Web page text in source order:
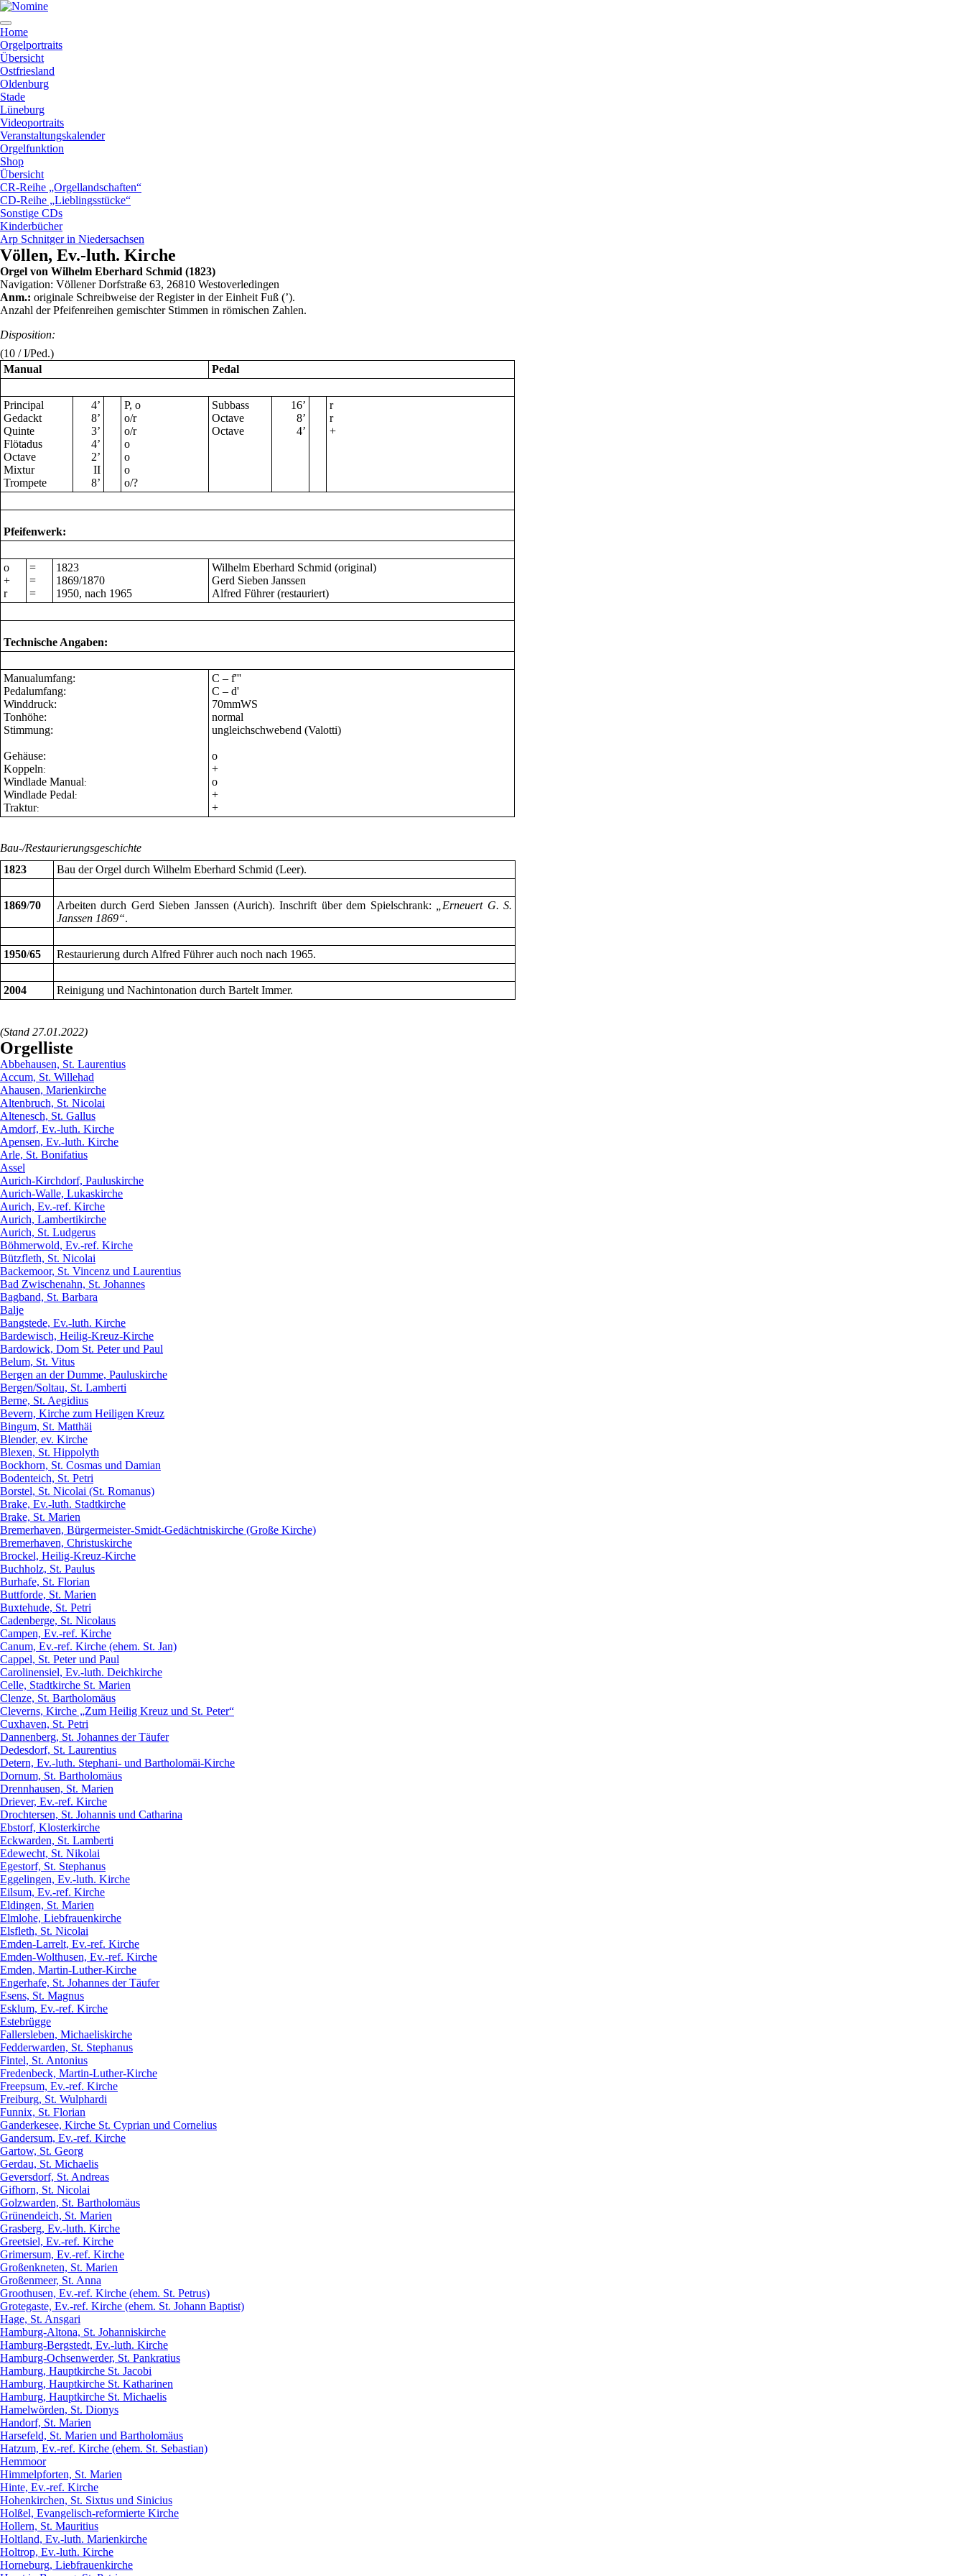
Zum
Inhalt
springen
Home
Orgelportraits
Übersicht
Ostfriesland
Oldenburg
Stade
Lüneburg
Videoportraits
Veranstaltungskalender
Orgelfunktion
Shop
Übersicht
CR-Reihe „Orgellandschaften“
CD-Reihe „Lieblingsstücke“
Sonstige CDs
Kinderbücher
Arp Schnitger in Niedersachsen
Völlen, Ev.-luth. Kirche
Orgel von Wilhelm Eberhard Schmid (1823)
Navigation: Völlener Dorfstraße 63, 26810 Westoverledingen
Anm.: originale Schreibweise der Register in der Einheit Fuß (’).
Anzahl der Pfeifenreihen gemischter Stimmen in römischen Zahlen.
Disposition:
(10 / I/Ped.)
Manual
Pedal
Principal
Gedackt
Quinte
Flötadus
Octave
Mixtur
Trompete
4’
8’
3’
4’
2’
II
8’
P, o
o/r
o/r
o
o
o
o/?
Subbass
Octave
Octave
16’
8’
4’
r
r
+
Pfeifenwerk:
o
+
r
=
=
=
1823
1869/1870
1950, nach 1965
Wilhelm Eberhard Schmid (original)
Gerd Sieben Janssen
Alfred Führer (restauriert)
Technische Angaben:
Manualumfang:
Pedalumfang:
Winddruck:
Tonhöhe:
Stimmung:
Gehäuse:
Koppeln:
Windlade Manual:
Windlade Pedal:
Traktur:
C – f'''
C – d'
70mmWS
normal
ungleichschwebend (Valotti)
o
+
o
+
+
Bau-/Restaurierungsgeschichte
1823
Bau der Orgel durch Wilhelm Eberhard Schmid (Leer).
1869/70 Arbeiten durch Gerd Sieben Janssen (Aurich). Inschrift über dem Spielschrank:
„Erneuert G. S.
Janssen 1869“.
1950/65 Restaurierung durch Alfred Führer auch noch nach 1965.
2004 Reinigung und Nachintonation durch Bartelt Immer.
(Stand 27.01.2022)
Orgelliste
Abbehausen, St. Laurentius
Accum, St. Willehad
Ahausen, Marienkirche
Altenbruch, St. Nicolai
Altenesch, St. Gallus
Amdorf, Ev.-luth. Kirche
Apensen, Ev.-luth. Kirche
Arle, St. Bonifatius
Assel
Aurich-Kirchdorf, Pauluskirche
Aurich-Walle, Lukaskirche
Aurich, Ev.-ref. Kirche
Aurich, Lambertikirche
Aurich, St. Ludgerus
Böhmerwold, Ev.-ref. Kirche
Bützfleth, St. Nicolai
Backemoor, St. Vincenz und Laurentius
Bad Zwischenahn, St. Johannes
Bagband, St. Barbara
Balje
Bangstede, Ev.-luth. Kirche
Bardewisch, Heilig-Kreuz-Kirche
Bardowick, Dom St. Peter und Paul
Belum, St. Vitus
Bergen an der Dumme, Pauluskirche
Bergen/Soltau, St. Lamberti
Berne, St. Aegidius
Bevern, Kirche zum Heiligen Kreuz
Bingum, St. Matthäi
Blender, ev. Kirche
Blexen, St. Hippolyth
Bockhorn, St. Cosmas und Damian
Bodenteich, St. Petri
Borstel, St. Nicolai (St. Romanus)
Brake, Ev.-luth. Stadtkirche
Brake, St. Marien
Bremerhaven, Bürgermeister-Smidt-Gedächtniskirche (Große Kirche)
Bremerhaven, Christuskirche
Brockel, Heilig-Kreuz-Kirche
Buchholz, St. Paulus
Burhafe, St. Florian
Buttforde, St. Marien
Buxtehude, St. Petri
Cadenberge, St. Nicolaus
Campen, Ev.-ref. Kirche
Canum, Ev.-ref. Kirche (ehem. St. Jan)
Cappel, St. Peter und Paul
Carolinensiel, Ev.-luth. Deichkirche
Celle, Stadtkirche St. Marien
Clenze, St. Bartholomäus
Cleverns, Kirche „Zum Heilig Kreuz und St. Peter“
Cuxhaven, St. Petri
Dannenberg, St. Johannes der Täufer
Dedesdorf, St. Laurentius
Detern, Ev.-luth. Stephani- und Bartholomäi-Kirche
Dornum, St. Bartholomäus
Drennhausen, St. Marien
Driever, Ev.-ref. Kirche
Drochtersen, St. Johannis und Catharina
Ebstorf, Klosterkirche
Eckwarden, St. Lamberti
Edewecht, St. Nikolai
Egestorf, St. Stephanus
Eggelingen, Ev.-luth. Kirche
Eilsum, Ev.-ref. Kirche
Eldingen, St. Marien
Elmlohe, Liebfrauenkirche
Elsfleth, St. Nicolai
Emden-Larrelt, Ev.-ref. Kirche
Emden-Wolthusen, Ev.-ref. Kirche
Emden, Martin-Luther-Kirche
Engerhafe, St. Johannes der Täufer
Esens, St. Magnus
Esklum, Ev.-ref. Kirche
Estebrügge
Fallersleben, Michaeliskirche
Fedderwarden, St. Stephanus
Fintel, St. Antonius
Fredenbeck, Martin-Luther-Kirche
Freepsum, Ev.-ref. Kirche
Freiburg, St. Wulphardi
Funnix, St. Florian
Ganderkesee, Kirche St. Cyprian und Cornelius
Gandersum, Ev.-ref. Kirche
Gartow, St. Georg
Gerdau, St. Michaelis
Geversdorf, St. Andreas
Gifhorn, St. Nicolai
Golzwarden, St. Bartholomäus
Grünendeich, St. Marien
Grasberg, Ev.-luth. Kirche
Greetsiel, Ev.-ref. Kirche
Grimersum, Ev.-ref. Kirche
Großenkneten, St. Marien
Großenmeer, St. Anna
Groothusen, Ev.-ref. Kirche (ehem. St. Petrus)
Grotegaste, Ev.-ref. Kirche (ehem. St. Johann Baptist)
Hage, St. Ansgari
Hamburg-Altona, St. Johanniskirche
Hamburg-Bergstedt, Ev.-luth. Kirche
Hamburg-Ochsenwerder, St. Pankratius
Hamburg, Hauptkirche St. Jacobi
Hamburg, Hauptkirche St. Katharinen
Hamburg, Hauptkirche St. Michaelis
Hamelwörden, St. Dionys
Handorf, St. Marien
Harsefeld, St. Marien und Bartholomäus
Hatzum, Ev.-ref. Kirche (ehem. St. Sebastian)
Hemmoor
Himmelpforten, St. Marien
Hinte, Ev.-ref. Kirche
Hohenkirchen, St. Sixtus und Sinicius
Holßel, Evangelisch-reformierte Kirche
Hollern, St. Mauritius
Holtland, Ev.-luth. Marienkirche
Holtrop, Ev.-luth. Kirche
Horneburg, Liebfrauenkirche